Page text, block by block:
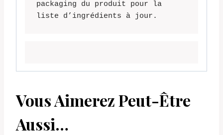
packaging du produit pour la
liste d’ingrédients à jour.
Vous Aimerez Peut-Être
Aussi…